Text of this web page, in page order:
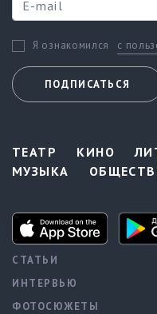
Я ознакомился с
ПОДПИСАТЬСЯ
ТЕАТР КИНО
МУЗЫКА
СТАТЬИ
ИНТЕРВЬЮ
ФОТОСЮЖЕТЫ